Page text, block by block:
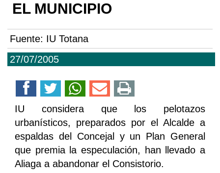
27/07/2005
EL MUNICIPIO
Fuente: IU Totana
IU considera que los pelotazos
urbanísticos, preparados por el Alcalde a
espaldas del Concejal y un Plan General
que premia la especulación, han llevado a
Aliaga a abandonar el Consistorio.